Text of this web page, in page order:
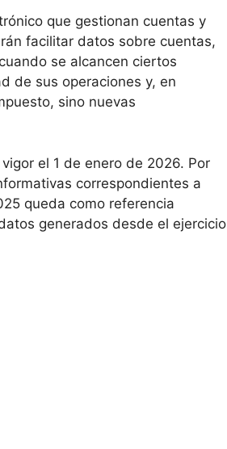
que gestionan cuentas y
facilitar datos sobre cuentas,
se alcancen ciertos
de sus operaciones y, en
sino nuevas
el 1 de enero de 2026. Por
correspondientes a
queda como referencia
generados desde el ejercicio